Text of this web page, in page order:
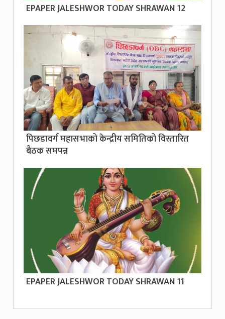
EPAPER JALESHWOR TODAY SHRAWAN 12
पिछडावर्ग महासभाको केन्द्रीय समितिको विस्तारित
बैठक समपन्न
EPAPER JALESHWOR TODAY SHRAWAN 11